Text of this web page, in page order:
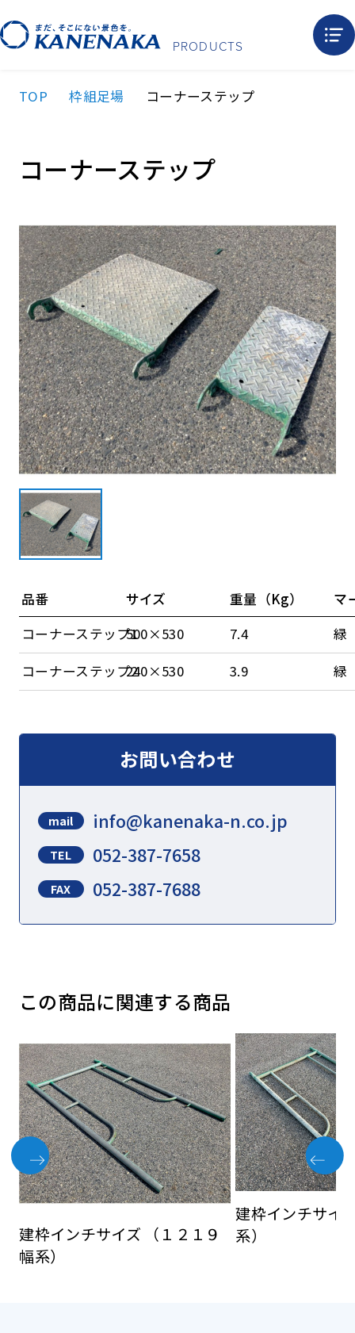
PRODUCTS
TOP 枠組⾜場 コーナーステップ
コーナーステップ
品番 サイズ 重量（Kg）
マ
コーナーステップ1500×530 7.4
緑
コーナーステップ2240×530 3.9 緑
お問い合わせ
mail info@kanenaka-n.co.jp
TEL 052-387-7658
FAX 052-387-7688
この商品に関連する商品
建枠インチサイズ （１２１９
幅系）
建枠インチサイ
系）